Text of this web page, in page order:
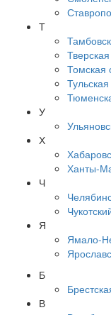
Т
Томская
У
Х
Ханты-
Ч
Я
Ямало-
Б
В